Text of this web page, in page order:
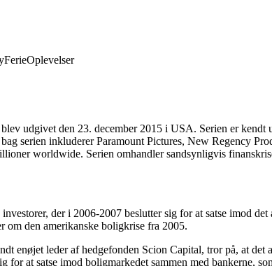
FerieOplevelser
udgivet den 23. december 2015 i USA. Serien er
serien inkluderer Paramount Pictures, New Regency
worldwide. Serien omhandler sandsynligvis
der i 2006-2007 beslutter sig for at satse imod
om den amerikanske boligkrise fra 2005.
enøjet leder af hedgefonden Scion Capital, tror på, at
for at satse imod boligmarkedet sammen med bankerne,